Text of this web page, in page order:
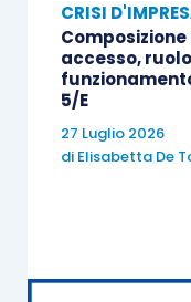
necessarie le
Suprema
demandareal
possibile
Con la citata
CRISI
accesso,
5/E
27 Luglio 2026
di Elisabetta De